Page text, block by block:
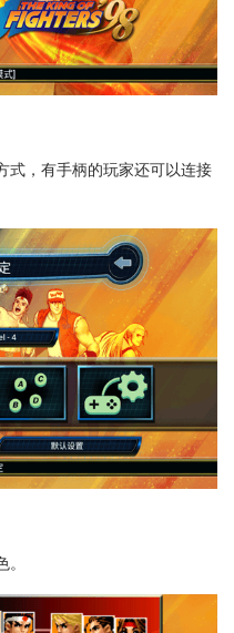
式，有手柄的玩家还可以连接